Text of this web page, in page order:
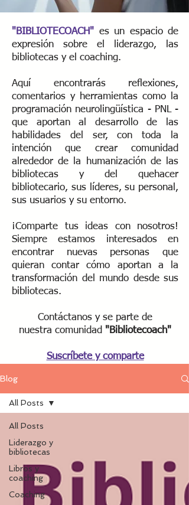
"BIBLIOTECOACH" es un espacio de
expresión sobre el liderazgo, las
bibliotecas y el coaching.
Aquí encontrarás reflexiones,
comentarios y herramientas como la
programación neurolingüística - PNL -
que aportan al desarrollo de las
habilidades del ser, con toda la
intención que crear comunidad
alrededor de la humanización de las
bibliotecas y del quehacer
bibliotecario, sus líderes, su personal,
sus usuarios y su entorno.
¡Comparte tus ideas con nosotros!
Siempre estamos interesados ​​en
encontrar nuevas personas que
quieran contar cómo aportan a la
transformación del mundo desde sus
bibliotecas.
Contáctanos y se parte de
nuestra comunidad "Bibliotecoach"​
Suscríbete y comparte
Blog
All Posts
Liderazgo y
bibliotecas
Libros y
coaching
Coaching
All Posts